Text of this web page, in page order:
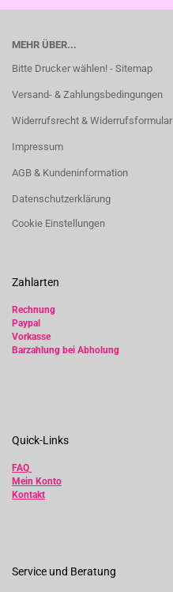
MEHR ÜBER...
Bitte Drucker wählen! - Sitemap
Versand- & Zahlungsbedingungen
Widerrufsrecht & Widerrufsformular
Impressum
AGB & Kundeninformation
Datenschutzerklärung
Cookie Einstellungen
Zahlarten
Rechnung
Paypal
Vorkasse
Barzahlung bei Abholung
Quick-Links
FAQ
Mein Konto
Kontakt
Service und Beratung